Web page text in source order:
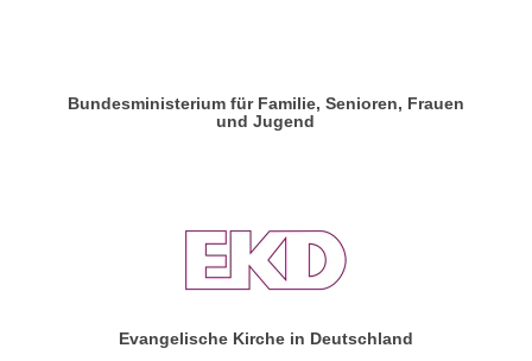
Bundesministerium für Familie, Senioren, Frauen
und Jugend
Evangelische Kirche in Deutschland